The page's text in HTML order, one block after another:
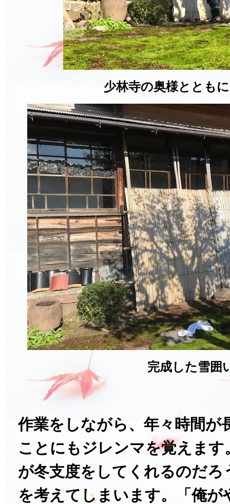
少林寺の奥様ととも
完成した雪囲
作業をしながら、年々時間が
ことにもジレンマを覚えます
が冬支度をしてくれるのだろ
を考えてしまいます。「俺が